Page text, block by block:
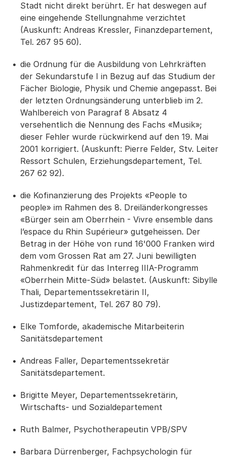
Stadt nicht direkt berührt. Er hat deswegen auf
eine eingehende Stellungnahme verzichtet
(Auskunft: Andreas Kressler, Finanzdepartement,
Tel. 267 95 60).
die Ordnung für die Ausbildung von Lehrkräften
der Sekundarstufe I in Bezug auf das Studium der
Fächer Biologie, Physik und Chemie angepasst. Bei
der letzten Ordnungsänderung unterblieb im 2.
Wahlbereich von Paragraf 8 Absatz 4
versehentlich die Nennung des Fachs «Musik»;
dieser Fehler wurde rückwirkend auf den 19. Mai
2001 korrigiert. (Auskunft: Pierre Felder, Stv. Leiter
Ressort Schulen, Erziehungsdepartement, Tel.
267 62 92).
die Kofinanzierung des Projekts «People to
people» im Rahmen des 8. Dreiländerkongresses
«Bürger sein am Oberrhein - Vivre ensemble dans
l’espace du Rhin Supérieur» gutgeheissen. Der
Betrag in der Höhe von rund 16'000 Franken wird
dem vom Grossen Rat am 27. Juni bewilligten
Rahmenkredit für das Interreg IIIA-Programm
«Oberrhein Mitte-Süd» belastet. (Auskunft: Sibylle
Thali, Departementssekretärin II,
Justizdepartement, Tel. 267 80 79).
Elke Tomforde, akademische Mitarbeiterin
Sanitätsdepartement
Andreas Faller, Departementssekretär
Sanitätsdepartement.
Brigitte Meyer, Departementssekretärin,
Wirtschafts- und Sozialdepartement
Ruth Balmer, Psychotherapeutin VPB/SPV
Barbara Dürrenberger, Fachpsychologin für